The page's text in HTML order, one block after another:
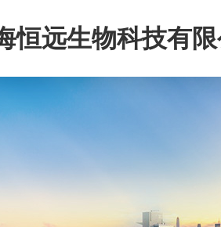
恒远生物科技有